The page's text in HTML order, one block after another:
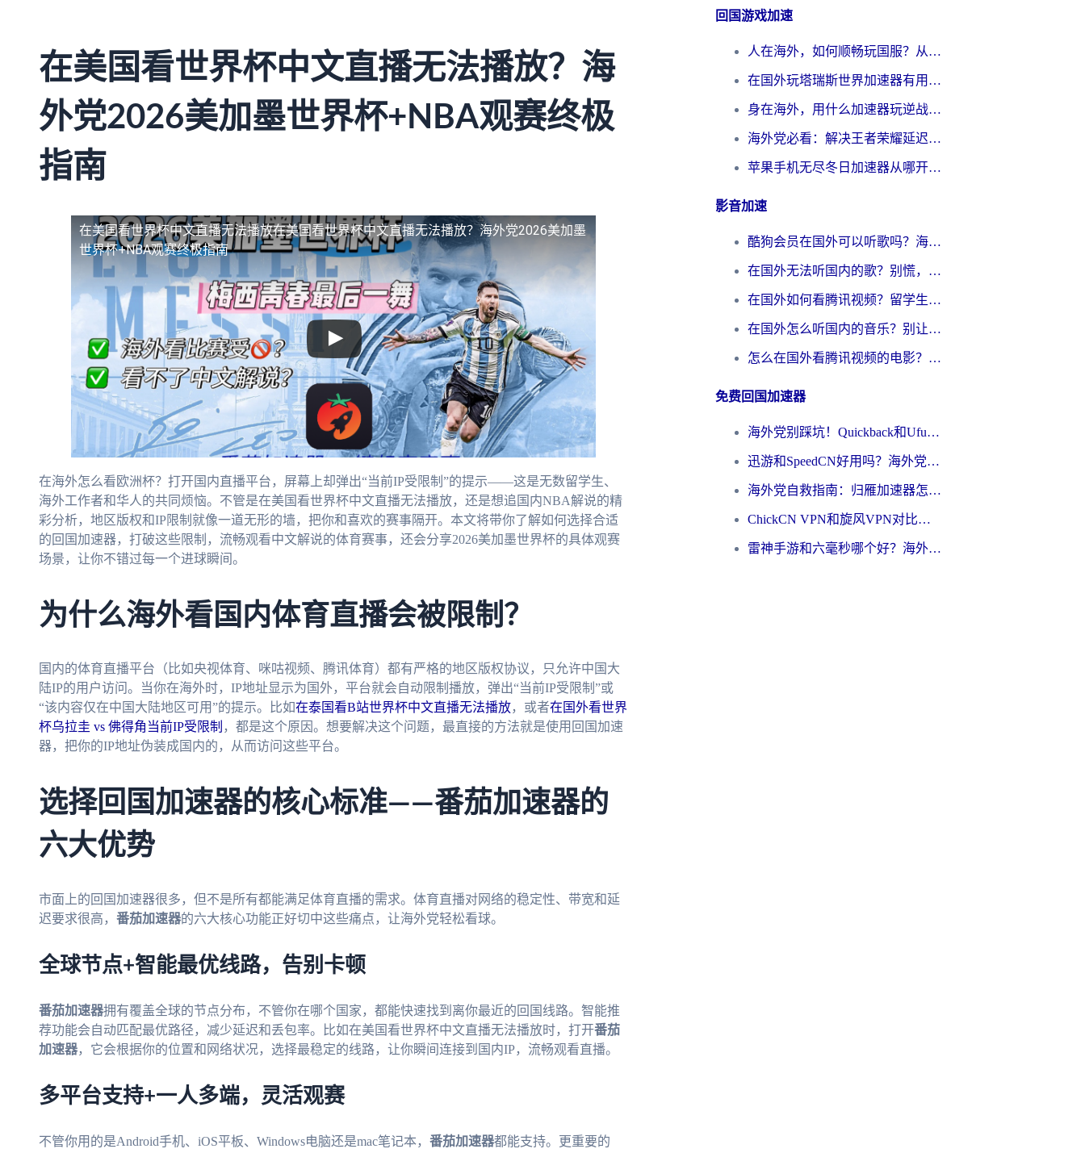
在美国看世界杯中文直播无法播放？海
外党2026美加墨世界杯+NBA观赛终极
指南
在美国看世界杯中文直播无法播放在美国看世界杯中文直播无法播放？海外党2026美加墨
世界杯+NBA观赛终极指南
在海外怎么看欧洲杯？打开国内直播平台，屏幕上却弹出“当前IP受限制”的提示——这是无数留学生、
海外工作者和华人的共同烦恼。不管是在美国看世界杯中文直播无法播放，还是想追国内NBA解说的精
彩分析，地区版权和IP限制就像一道无形的墙，把你和喜欢的赛事隔开。本文将带你了解如何选择合适
的回国加速器，打破这些限制，流畅观看中文解说的体育赛事，还会分享2026美加墨世界杯的具体观赛
场景，让你不错过每一个进球瞬间。
为什么海外看国内体育直播会被限制？
国内的体育直播平台（比如央视体育、咪咕视频、腾讯体育）都有严格的地区版权协议，只允许中国大
陆IP的用户访问。当你在海外时，IP地址显示为国外，平台就会自动限制播放，弹出“当前IP受限制”或
“该内容仅在中国大陆地区可用”的提示。比如在泰国看B站世界杯中文直播无法播放，或者在国外看世界
杯乌拉圭 vs 佛得角当前IP受限制 ，都是这个原因。想要解决这个问题，最直接的方法就是使用回国加速
器，把你的IP地址伪装成国内的，从而访问这些平台。
选择回国加速器的核心标准——番茄加速器的
六大优势
市面上的回国加速器很多，但不是所有都能满足体育直播的需求。体育直播对网络的稳定性、带宽和延
迟要求很高， 番茄加速器的六大核心功能正好切中这些痛点，让海外党轻松看球。
全球节点+智能最优线路，告别卡顿
番茄加速器拥有覆盖全球的节点分布，不管你在哪个国家，都能快速找到离你最近的回国线路。智能推
荐功能会自动匹配最优路径，减少延迟和丢包率。比如在美国看世界杯中文直播无法播放时，打开番茄
加速器，它会根据你的位置和网络状况，选择最稳定的线路，让你瞬间连接到国内IP，流畅观看直播。
多平台支持+一人多端，灵活观赛
不管你用的是Android手机、iOS平板、Windows电脑还是mac笔记本， 番茄加速器都能支持。更重要的
回国游戏加速
人在海外，如何顺畅玩国服？从《王者荣耀》到《云图计划》的加速器终极指南
在国外玩塔瑞斯世界加速器有用吗？海外玩家亲测后的真实答案
身在海外，用什么加速器玩逆战才能告别延迟？
海外党必看：解决王者荣耀延迟的加速器终极指南——从EVE到猫和老鼠，一个工具全搞定
苹果手机无尽冬日加速器从哪开启？海外玩家的冬日生存指南
影音加速
酷狗会员在国外可以听歌吗？海外党亲测有效：3步解决音乐权限难题
在国外无法听国内的歌？别慌，这样操作就能畅听QQ音乐（附亲测加速器推荐）
在国外如何看腾讯视频？留学生亲测有效的回国加速方案
在国外怎么听国内的音乐？别让版权限制断了你的华语歌单
怎么在国外看腾讯视频的电影？海外党亲测有效的回国加速指南
免费回国加速器
海外党别踩坑！Quickback和UfunR好用吗？选对回国加速器才能无缝刷国内资源
迅游和SpeedCN好用吗？海外党如何破解那道看不见的墙
海外党自救指南：归雁加速器怎么样？教你避开坑实现国内资源无缝访问
ChickCN VPN和旋风VPN对比哪个回国效果更好？海外用户的选择困境与出路
雷神手游和六毫秒哪个好？海外党如何真正解锁国内资源